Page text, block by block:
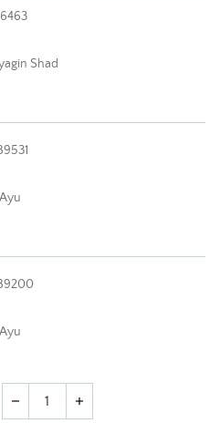
Shad
remove add